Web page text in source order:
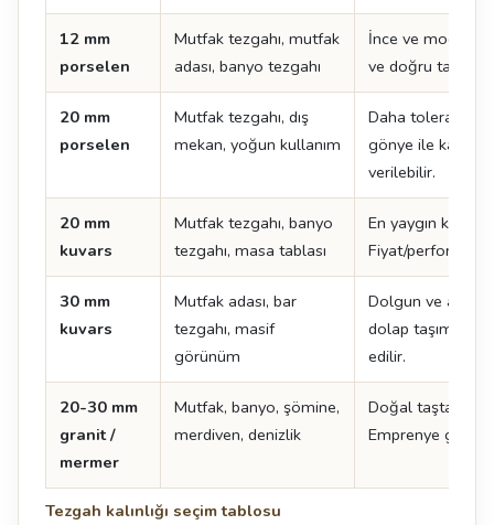
Tezgah kalınlığı seçim tablosu
12 mm
porselen
Mutfak tezgahı, mutfak
adası, banyo tezgahı
İnce ve modern
ve doğru taşıma
20 mm
porselen
Mutfak tezgahı, dış
mekan, yoğun kullanım
Daha toleranslı
gönye ile kalın
verilebilir.
20 mm
kuvars
Mutfak tezgahı, banyo
tezgahı, masa tablası
En yaygın kuvars
Fiyat/
30 mm
kuvars
Mutfak adası, bar
tezgahı, masif
görünüm
Dolgun ve ağır
dolap taşıma
edilir.
20-30 mm
granit /
mermer
Mutfak, banyo, şömine,
merdiven, denizlik
Doğal taşta
Emprenye